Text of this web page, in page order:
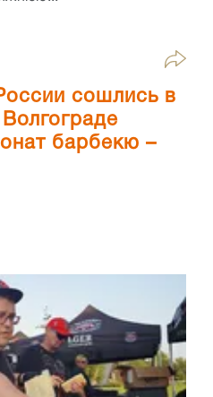
сошлись в
барбекю –